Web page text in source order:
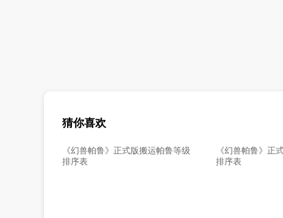
猜你喜欢
《幻兽帕鲁》正式版搬运帕鲁等级
排序表
《幻兽帕鲁》正
排序表